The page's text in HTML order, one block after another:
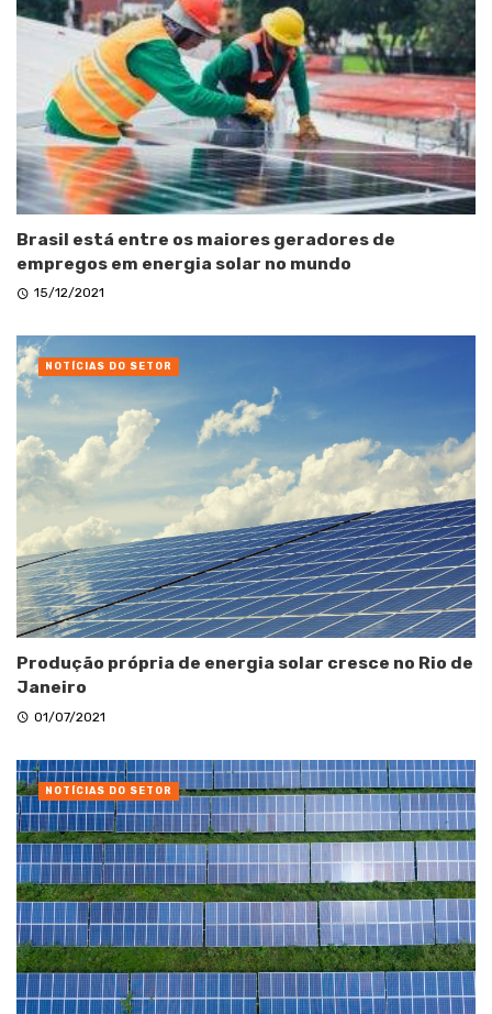
Brasil está entre os maiores geradores de
empregos em energia solar no mundo
15/12/2021
Produção própria de energia solar cresce no Rio de
Janeiro
01/07/2021
NOTÍCIAS DO SETOR
NOTÍCIAS DO SETOR